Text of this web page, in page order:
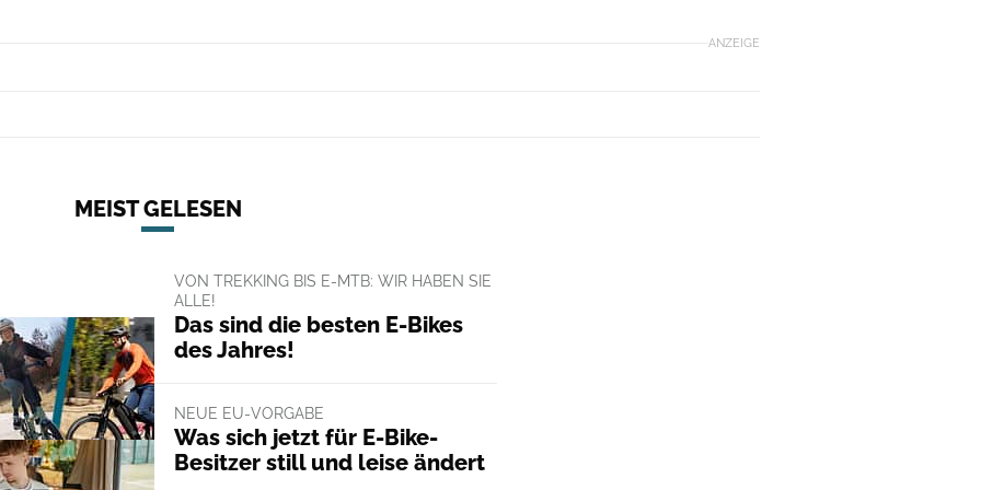
ANZEIGE
MEIST GELESEN
VON TREKKING BIS E-MTB: WIR HABEN SIE
ALLE!
Das sind die besten E-Bikes
des Jahres!
NEUE EU-VORGABE
Was sich jetzt für E-Bike-
Besitzer still und leise ändert